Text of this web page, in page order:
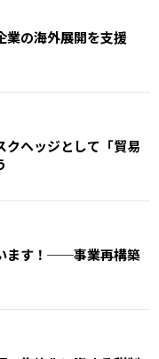
業の海外展開を支援
クヘッジとして「貿易
ます！──事業再構築